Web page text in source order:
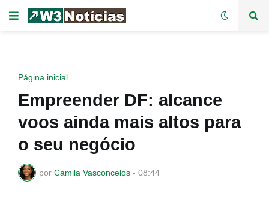
Página inicial
Empreender DF: alcance
voos ainda mais altos para
o seu negócio
por Camila Vasconcelos - 08:44